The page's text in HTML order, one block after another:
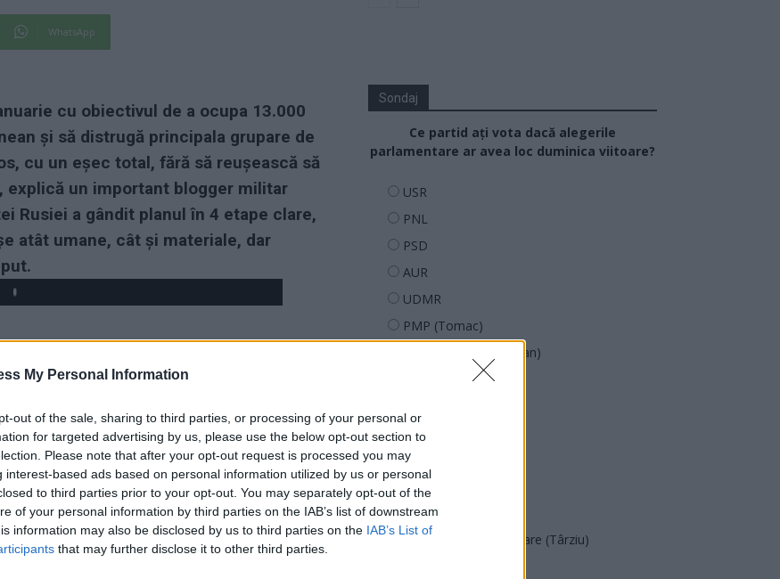
My Personal Information
out of the sale, sharing to third parties, or processing of your personal or
for targeted advertising by us, please use the below opt-out section to
Please note that after your opt-out request is processed you may
interest-based ads based on personal information utilized by us or personal
to third parties prior to your opt-out. You may separately opt-out of the
of your personal information by third parties on the IAB’s list of downstream
information may also be disclosed by us to third parties on the IAB’s List of
that may further disclose it to other third parties.
WhatsApp
cu obiectivul de a ocupa 13.000
și să distrugă principala grupare de
cu un eșec total, fără să reușească să
explică un important blogger militar
Rusiei a gândit planul în 4 etape clare,
atât umane, cât și materiale, dar
Sondaj
Ce partid ați vota dacă alegerile
parlamentare ar avea loc duminica viitoare?
USR
PNL
PSD
AUR
UDMR
PMP (Tomac)
Forța Dreptei (L. Orban)
SENS
SOS (Șoșoacă)
POT (Gavrilă)
PACE (Peia)
Acțiunea Conservatoare (Târziu)